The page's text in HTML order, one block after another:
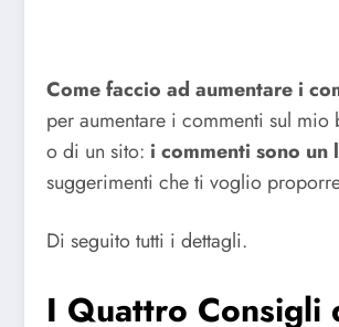
Come faccio ad aumentare i
per aumentare i commenti sul
o di un sito: i commenti sono
suggerimenti che ti voglio
Di seguito tutti i dettagli.
I Quattro Consigli